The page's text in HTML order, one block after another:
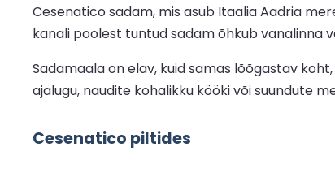
Cesenatico sadam, mis asub Itaalia Aadria
kanali poolest tuntud sadam õhkub vanalinna
Sadamaala on elav, kuid samas lõõgastav
ajalugu, naudite kohalikku kööki või suundute
Cesenatico piltides